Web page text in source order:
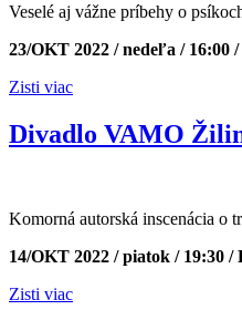
Veselé aj vážne príbehy o
23/OKT 2022 / nedeľa / 16:00
Zisti viac
Divadlo VAMO
Komorná autorská inscenácia o
14/OKT 2022 / piatok / 19:30 /
Zisti viac